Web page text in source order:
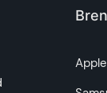
Apple